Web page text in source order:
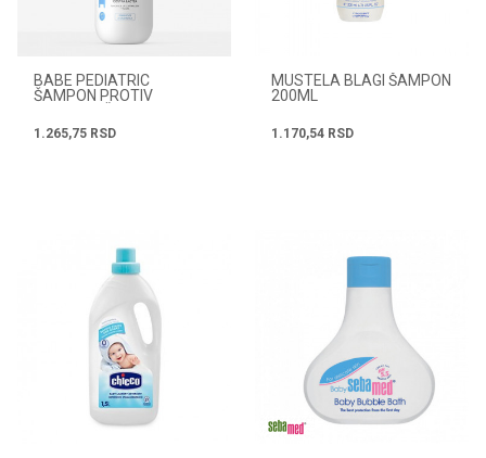
BABE PEDIATRIC
ŠAMPON PROTIV
1.265,75 RSD
MUSTELA BLAGI ŠAMPON
200ML
1.170,54 RSD